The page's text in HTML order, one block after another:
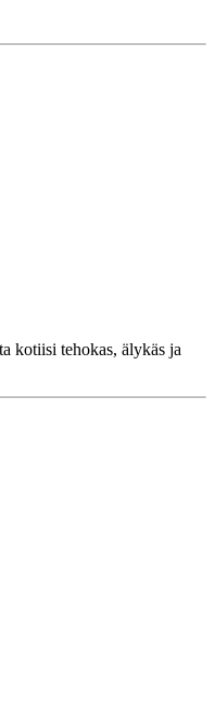
kotiisi tehokas, älykäs ja